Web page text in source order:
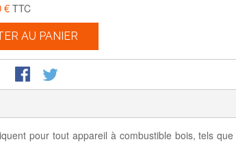
€ TTC
AU PANIER
pour tout appareil à combustible bois, tels